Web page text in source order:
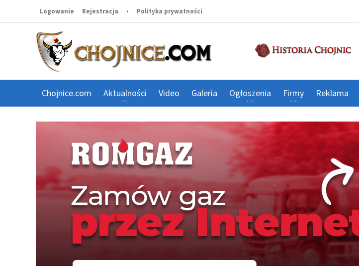
Logowanie Rejestracja • Polityka prywatności
Chojnice.com Aktualności Video Galeria Ogłoszenia Firmy Reklama